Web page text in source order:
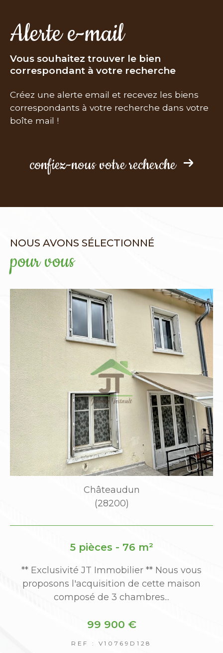
Alerte e-mail
Vous souhaitez trouver le bien
correspondant à votre recherche
Créez une alerte email et recevez les biens
correspondants à votre recherche dans votre
boîte mail !
confiez-nous votre recherche
NOUS AVONS SÉLECTIONNÉ
pour vous
Châteaudun
(28200)
5 pièces - 76 m²
** Exclusivité JT Immobilier ** Nous vous
proposons l'acquisition de cette maison
composé de 3 chambres...
99 900 €
REF : V10769D128